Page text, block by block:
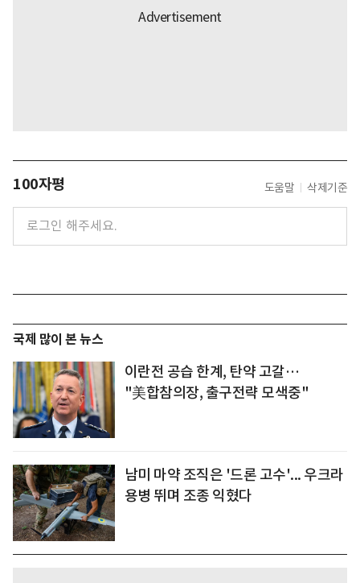
100자평 도움말 삭제기준
국제 많이 본 뉴스
이란전 공습 한계, 탄약 고갈…
"美합참의장, 출구전략 모색중"
남미 마약 조직은 '드론 고수'... 우크라
용병 뛰며 조종 익혔다